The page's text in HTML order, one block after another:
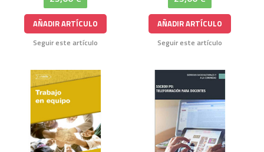
AÑADIR ARTÍCULO
Seguir este artículo
AÑADIR ARTÍCULO
Seguir este artículo